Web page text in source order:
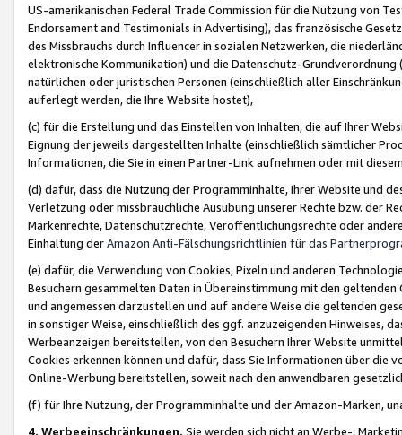
US-amerikanischen Federal Trade Commission für die Nutzung von
Endorsement and Testimonials in Advertising), das französische
des Missbrauchs durch Influencer in sozialen Netzwerken, die
elektronische Kommunikation) und die Datenschutz-
natürlichen oder juristischen Personen (einschließlich aller
auferlegt werden, die Ihre Website hostet),
(c) für die Erstellung und das Einstellen von Inhalten, die auf Ihrer
Eignung der jeweils dargestellten Inhalte (einschließlich sämtlicher
Informationen, die Sie in einen Partner-Link aufnehmen oder mit
(d) dafür, dass die Nutzung der Programminhalte, Ihrer Website und
Verletzung oder missbräuchliche Ausübung unserer Rechte bzw. der
Markenrechte, Datenschutzrechte, Veröffentlichungsrechte oder
Einhaltung derAmazon Anti-Fälschungsrichtlinien für das
(e) dafür, die Verwendung von Cookies, Pixeln und anderen
Besuchern gesammelten Daten in Übereinstimmung mit den
und angemessen darzustellen und auf andere Weise die geltenden
in sonstiger Weise, einschließlich des ggf. anzuzeigenden Hinweises,
Werbeanzeigen bereitstellen, von den Besuchern Ihrer Website
Cookies erkennen können und dafür, dass Sie Informationen über die
Online-Werbung bereitstellen, soweit nach den anwendbaren
(f) für Ihre Nutzung, der Programminhalte und der Amazon-Marken,
4. Werbeeinschränkungen. Sie werden sich nicht an Werbe-,